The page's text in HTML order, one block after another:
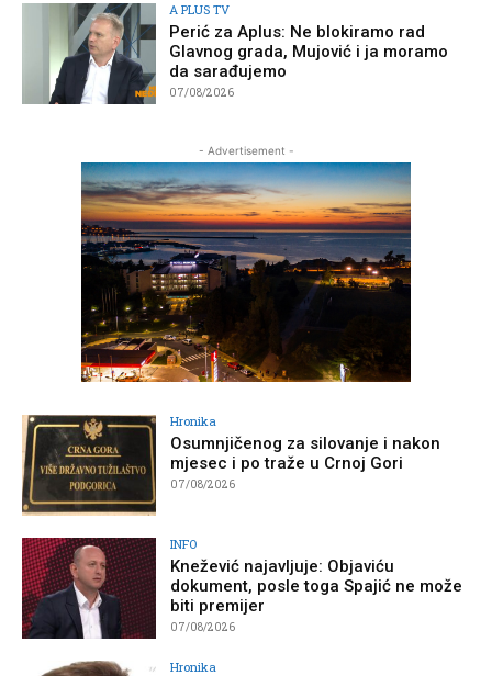
A PLUS TV
Perić za Aplus: Ne blokiramo rad
Glavnog grada, Mujović i ja moramo
da sarađujemo
07/08/2026
- Advertisement -
Hronika
Osumnjičenog za silovanje i nakon
mjesec i po traže u Crnoj Gori
07/08/2026
INFO
Knežević najavljuje: Objaviću
dokument, posle toga Spajić ne može
biti premijer
07/08/2026
Hronika